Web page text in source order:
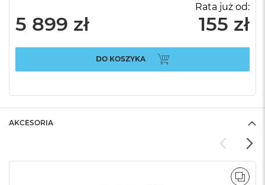
5 899 zł
Rata już od:
155 zł
DO KOSZYKA
AKCESORIA